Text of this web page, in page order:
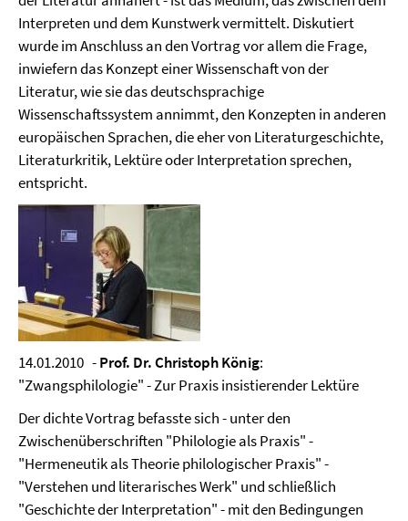
Interpreten und dem Kunstwerk vermittelt. Diskutiert
wurde im Anschluss an den Vortrag vor allem die Frage,
inwiefern das Konzept einer Wissenschaft von der
Literatur, wie sie das deutschsprachige
Wissenschaftssystem annimmt, den Konzepten in anderen
europäischen Sprachen, die eher von Literaturgeschichte,
Literaturkritik, Lektüre oder Interpretation sprechen,
entspricht.
14.01.2010 -Prof. Dr. Christoph König:
"Zwangsphilologie" - Zur Praxis insistierender Lektüre
Der dichte Vortrag befasste sich - unter den
Zwischenüberschriften "Philologie als Praxis" -
"Hermeneutik als Theorie philologischer Praxis" -
"Verstehen und literarisches Werk" und schließlich
"Geschichte der Interpretation" - mit den Bedingungen